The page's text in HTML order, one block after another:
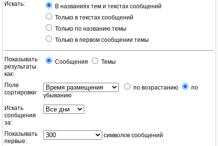
Искать:
В названиях тем и текстах сообщений
Только в текстах сообщений
Только по названию темы
Только в первом сообщении темы
Показывать
результаты
как:
Сообщения Темы
Поле
сортировки:
по возрастанию
по
убыванию
Искать
сообщения
за:
Показывать
первые:
символов сообщений